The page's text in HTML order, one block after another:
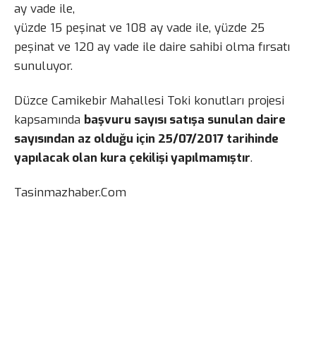
ay vade ile,
yüzde 15 peşinat ve 108 ay vade ile, yüzde 25
peşinat ve 120 ay vade ile daire sahibi olma fırsatı
sunuluyor.
Düzce Camikebir Mahallesi Toki konutları projesi
kapsamında başvuru sayısı satışa sunulan daire
sayısından az olduğu için 25/07/2017 tarihinde
yapılacak olan kura çekilişi yapılmamıştır.
Tasinmazhaber.Com